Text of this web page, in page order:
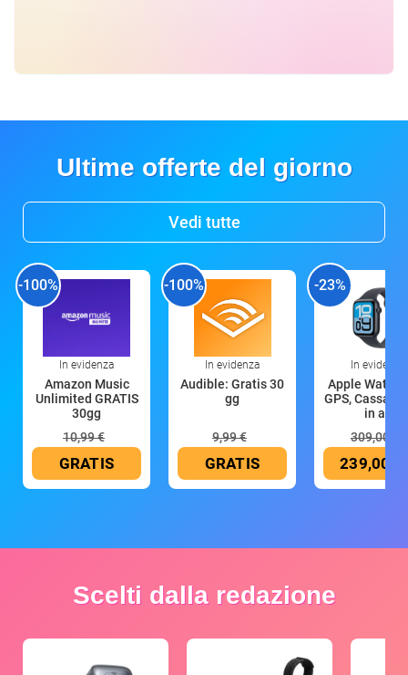
Ultime offerte del giorno
Vedi tutte
-100%
In evidenza
Amazon Music
Unlimited GRATIS
30gg
10,99 €
GRATIS
-100%
In evidenza
Audible: Gratis 30
gg
9,99 €
GRATIS
-23%
In evidenza
Apple Watch
GPS, Cassa
in all
309,00 €
239,00 €
Scelti dalla redazione